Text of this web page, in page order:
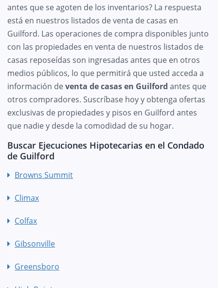
antes que se agoten de los inventarios? La respuesta
está en nuestros listados de venta de casas en
Guilford. Las operaciones de compra disponibles junto
con las propiedades en venta de nuestros listados de
casas reposeídas son ingresadas antes que en otros
medios públicos, lo que permitirá que usted acceda a
información deventa de casas en Guilford antes que
otros compradores. Suscríbase hoy y obtenga ofertas
exclusivas de propiedades y pisos en Guilford antes
que nadie y desde la comodidad de su hogar.
Buscar Ejecuciones Hipotecarias en el Condado
de Guilford
Browns Summit
Climax
Colfax
Gibsonville
Greensboro